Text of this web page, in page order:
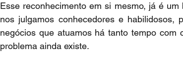
Esse reconhecimento em si mesmo, já é
nos julgamos conhecedores e habilidosos,
negócios que atuamos há tanto tempo
problema ainda existe.